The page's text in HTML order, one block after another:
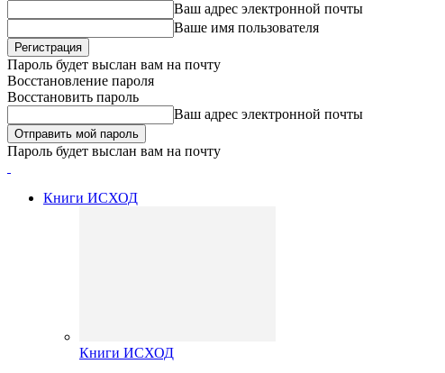
Ваш адрес электронной почты
Ваше имя пользователя
Пароль будет выслан вам на почту
Восстановление пароля
Восстановить пароль
Ваш адрес электронной почты
Пароль будет выслан вам на почту
Книги ИСХОД
Книги ИСХОД